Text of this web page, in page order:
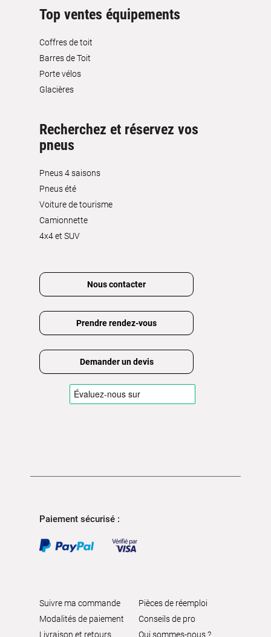
Top ventes équipements
Coffres de toit
Barres de Toit
Porte vélos
Glacières
Recherchez et réservez vos
pneus
Pneus 4 saisons
Pneus été
Voiture de tourisme
Camionnette
4x4 et SUV
Nous contacter
Prendre rendez-vous
Demander un devis
Paiement sécurisé :
Suivre ma commande
Modalités de paiement
Livraison et retours
Pièces de réemploi
Conseils de pro
Qui sommes-nous ?